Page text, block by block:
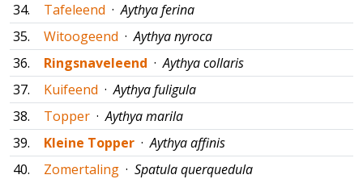
34.
Tafeleend ·Aythya ferina
35.
Witoogeend ·Aythya nyroca
36.
Ringsnaveleend ·Aythya collaris
37.
Kuifeend ·Aythya fuligula
38.
Topper ·Aythya marila
39.
Kleine Topper ·Aythya affinis
40.
Zomertaling · Spatula querquedula